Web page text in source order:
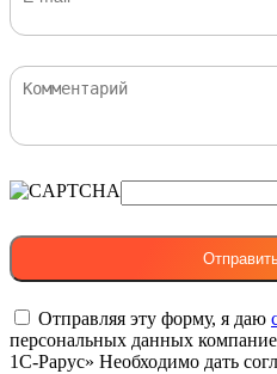
Отправляя эту форму, я даю
персональных данных
1С-Рарус» Необходимо дать